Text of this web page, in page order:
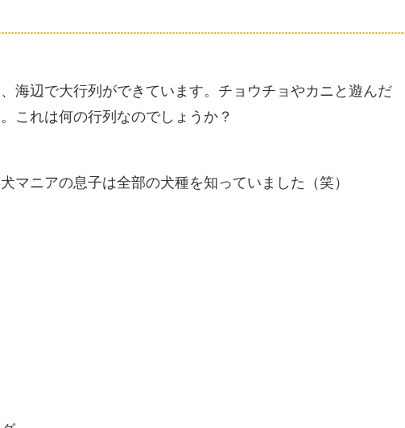
海辺で大行列ができています。チョウチョやカニと遊んだ
これは何の行列なのでしょうか？
マニアの息子は全部の犬種を知っていました（笑）